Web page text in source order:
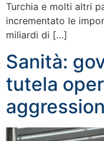
Turchia e molti altri
incrementato le
miliardi di […]
Sanità:
tutela